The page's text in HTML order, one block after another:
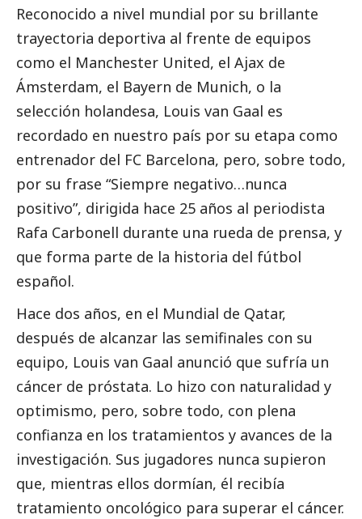
Reconocido a nivel mundial por su brillante
trayectoria deportiva al frente de equipos
como el Manchester United, el Ajax de
Ámsterdam, el Bayern de Munich, o la
selección holandesa, Louis van Gaal es
recordado en nuestro país por su etapa como
entrenador del FC Barcelona, pero, sobre todo,
por su frase “Siempre negativo…nunca
positivo”, dirigida hace 25 años al periodista
Rafa Carbonell durante una rueda de prensa, y
que forma parte de la historia del fútbol
español.
Hace dos años, en el Mundial de Qatar,
después de alcanzar las semifinales con su
equipo, Louis van Gaal anunció que sufría un
cáncer de próstata. Lo hizo con naturalidad y
optimismo, pero, sobre todo, con plena
confianza en los tratamientos y avances de la
investigación. Sus jugadores nunca supieron
que, mientras ellos dormían, él recibía
tratamiento oncológico para superar el cáncer.